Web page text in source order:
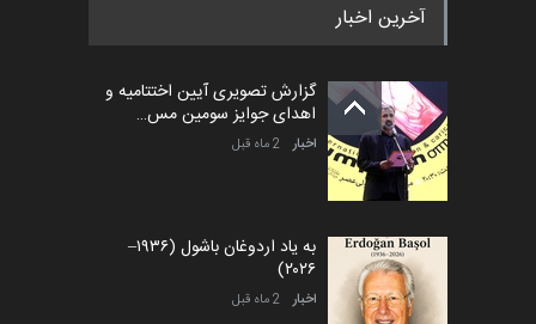
آخرین اخبار
گزارش تصویری آیین اختتامیه و
اهدای جوایز سومین مس…
اخبار 2 ماه قبل
به یاد اردوغان باشول (۱۹۳۶–
۲۰۲۶)
اخبار 2 ماه قبل